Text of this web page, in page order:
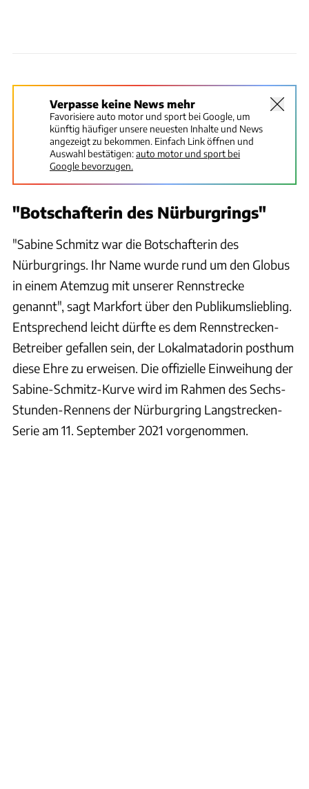
Verpasse keine News mehr
Favorisiere auto motor und sport bei Google, um
künftig häufiger unsere neuesten Inhalte und News
angezeigt zu bekommen. Einfach Link öffnen und
Auswahl bestätigen:auto motor und sport bei
Google bevorzugen.
"Botschafterin des Nürburgrings"
"Sabine Schmitz war die Botschafterin des
Nürburgrings. Ihr Name wurde rund um den Globus
in einem Atemzug mit unserer Rennstrecke
genannt", sagt Markfort über den Publikumsliebling.
Entsprechend leicht dürfte es dem Rennstrecken-
Betreiber gefallen sein, der Lokalmatadorin posthum
diese Ehre zu erweisen. Die offizielle Einweihung der
Sabine-Schmitz-Kurve wird im Rahmen des Sechs-
Stunden-Rennens der Nürburgring Langstrecken-
Serie am 11. September 2021 vorgenommen.